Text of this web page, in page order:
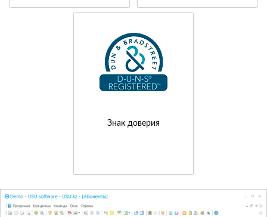
Знак доверия